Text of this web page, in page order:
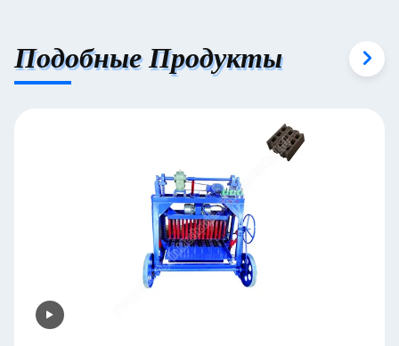
Подобные Продукты